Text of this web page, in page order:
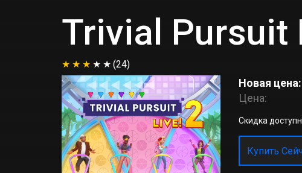
Trivial Pursuit
(24)
Новая цена:
Цена:
Скидка
Купить